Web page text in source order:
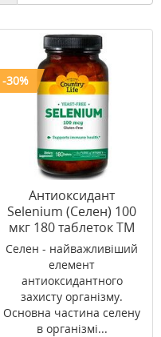
-30%
Антиоксидант
Selenium (Селен) 100
мкг 180 таблеток ТМ
Кантрі Лайф / Country
Life
Селен - найважливіший
елемент
антиоксидантного
захисту організму.
Основна частина селену
в організмі...